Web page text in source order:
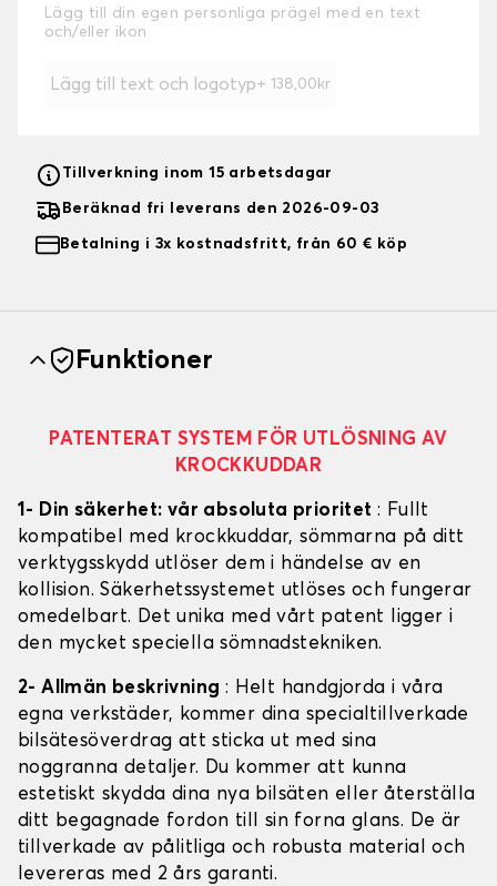
Lägg till din egen personliga prägel med en text
och/eller ikon
Lägg till text och logotyp + 138,00kr
Tillverkning inom 15 arbetsdagar
Beräknad fri leverans den 2026-09-03
Betalning i 3x kostnadsfritt, från 60 € köp
Funktioner
PATENTERAT SYSTEM FÖR UTLÖSNING AV
KROCKKUDDAR
1- Din säkerhet: vår absoluta prioritet : Fullt
kompatibel med krockkuddar, sömmarna på ditt
verktygsskydd utlöser dem i händelse av en
kollision. Säkerhetssystemet utlöses och fungerar
omedelbart. Det unika med vårt patent ligger i
den mycket speciella sömnadstekniken.
2- Allmän beskrivning : Helt handgjorda i våra
egna verkstäder, kommer dina specialtillverkade
bilsätesöverdrag att sticka ut med sina
noggranna detaljer. Du kommer att kunna
estetiskt skydda dina nya bilsäten eller återställa
ditt begagnade fordon till sin forna glans. De är
tillverkade av pålitliga och robusta material och
levereras med 2 års garanti.